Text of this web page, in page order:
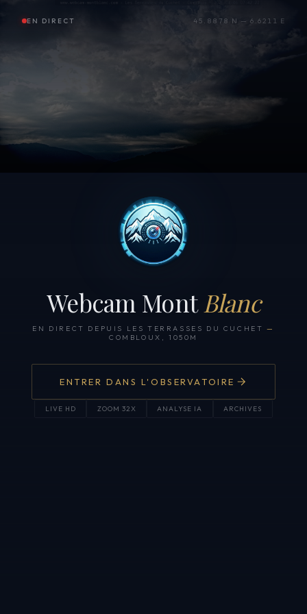
EN DIRECT 45.8878 N — 6.6211 E
Webcam Mont Blanc
EN DIRECT DEPUIS LES TERRASSES DU CUCHET —
COMBLOUX, 1050M
ENTRER DANS L'OBSERVATOIRE
LIVE HD ZOOM 32X ANALYSE IA ARCHIVES